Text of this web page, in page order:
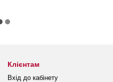
Клієнтам
Вхід до кабінету